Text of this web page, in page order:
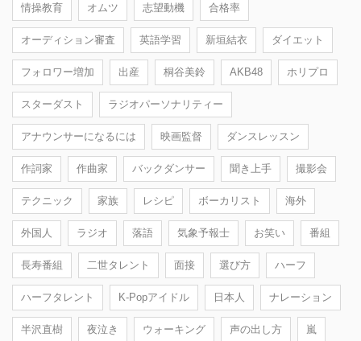
情操教育 オムツ 志望動機 合格率
オーディション審査 英語学習 新垣結衣 ダイエット
フォロワー増加 出産 桐谷美鈴 AKB48 ホリプロ
スターダスト ラジオパーソナリティー
アナウンサーになるには 映画監督 ダンスレッスン
作詞家 作曲家 バックダンサー 聞き上手 撮影会
テクニック 家族 レシピ ボーカリスト 海外
外国人 ラジオ 落語 気象予報士 お笑い 番組
長寿番組 二世タレント 面接 選び方 ハーフ
ハーフタレント K-Popアイドル 日本人 ナレーション
半沢直樹 夜泣き ウォーキング 声の出し方 嵐